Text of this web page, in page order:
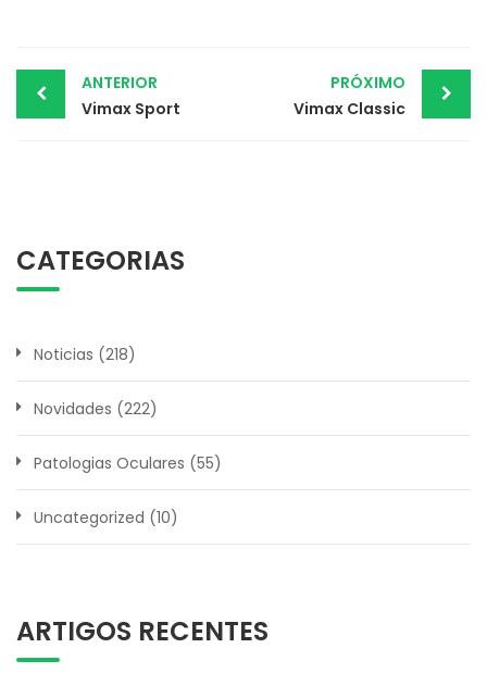
Post
navigation
ANTERIOR
Vimax Sport
PRÓXIMO
Vimax Classic
CATEGORIAS
Noticias (218)
Novidades (222)
Patologias Oculares (55)
Uncategorized (10)
ARTIGOS RECENTES